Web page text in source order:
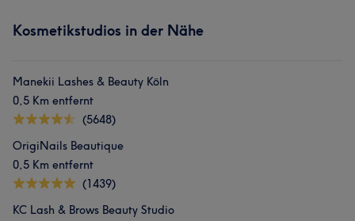
Kosmetikstudios in der Nähe
Manekii Lashes & Beauty Köln
0,5 Km entfernt
(5648)
OrigiNails Beautique
0,5 Km entfernt
(1439)
KC Lash & Brows Beauty Studio